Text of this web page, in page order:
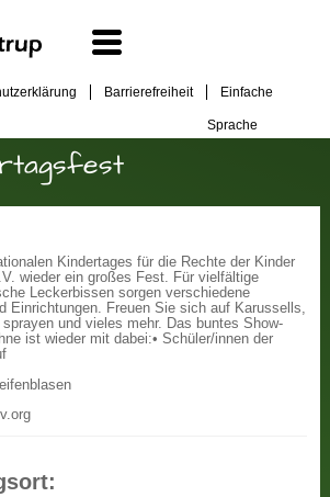
Barrierefreiheit Einfache
Sprache
Kindertages für die Rechte der Kinder
wieder ein großes Fest. Für vielfältige
Leckerbissen sorgen verschiedene
Einrichtungen. Freuen Sie sich auf Karussells,
und vieles mehr. Das buntes Show-
ist wieder mit dabei:• Schüler/innen der